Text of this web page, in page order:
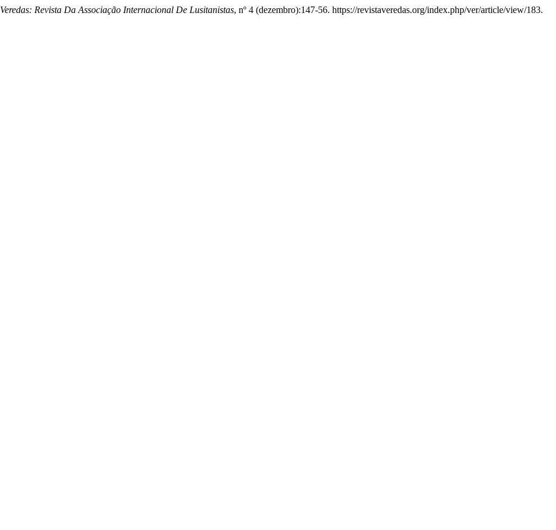
Veredas: Revista Da Associação Internacional De Lusitanistas, nº 4 (dezembro):147-56. https://revistaveredas.org/index.php/ver/article/view/183.